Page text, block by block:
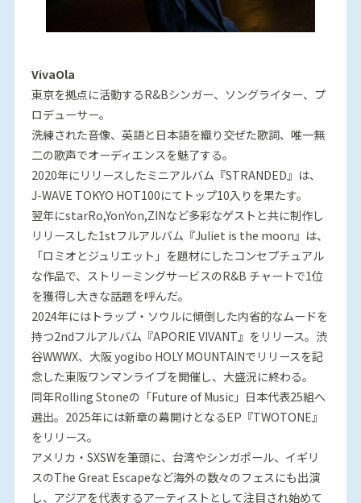
VivaOla
東京を拠点に活動するR&Bシンガー、ソングライター、プ
ロデューサー。
洗練された音像、英語と日本語を織り交ぜた歌詞、唯一無
二の歌声でオーディエンスを魅了する。
2020年にリリースしたミニアルバム『STRANDED』は、
J-WAVE TOKYO HOT100にてトップ10入りを果たす。
翌年にstarRo,YonYon,ZINなど多彩なゲストと共に制作し
リリースした1stフルアルバム『Juliet is the moon』は、
「ロミオとジュリエット」を題材にしたコンセプチュアル
な作品で、ストリーミングサービスのR&B チャートで1位
を獲得し大きな話題を呼んだ。
2024年にはトラップ・ソウルに傾倒した内省的なムードを
持つ2ndフルアルバム『APORIE VIVANT』をリリース。渋
谷WWWX、大阪 yogibo HOLY MOUNTAINでリリースを記
念した東阪ワンマンライブを開催し、大盛況に終わる。
同年Rolling Stoneの「Future of Music」日本代表25組へ
選出。2025年には新章の幕開けとなるEP『TWOTONE』
をリリース。
アメリカ・SXSWを筆頭に、台湾やシンガポール、イギリ
スのThe Great Escapeなど海外の数々のフェスにも出演
し、アジアを代表するアーティストとして注目され始めて